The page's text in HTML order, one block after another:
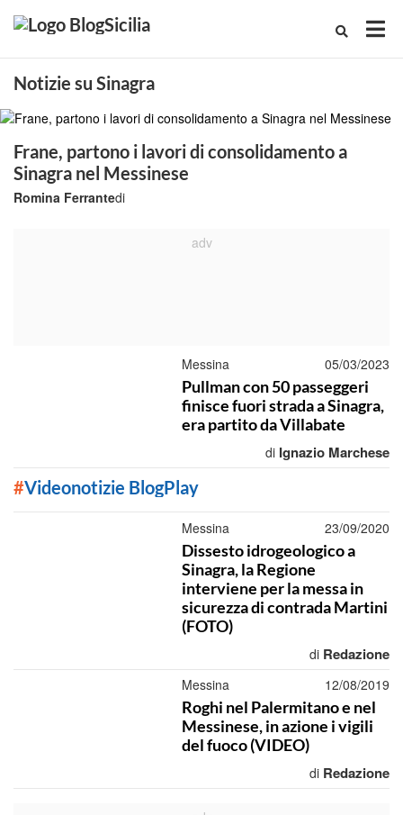
Notizie su Sinagra
Frane, partono i lavori di consolidamento a
Sinagra nel Messinese
di
Romina Ferrante
Messina 05/03/2023
Pullman con 50 passeggeri
finisce fuori strada a Sinagra,
era partito da Villabate
di Ignazio Marchese
#Videonotizie BlogPlay
Messina 23/09/2020
Dissesto idrogeologico a
Sinagra, la Regione
interviene per la messa in
sicurezza di contrada Martini
(FOTO)
di Redazione
Messina 12/08/2019
Roghi nel Palermitano e nel
Messinese, in azione i vigili
del fuoco (VIDEO)
di Redazione